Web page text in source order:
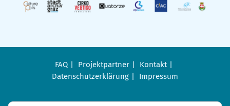
FAQ Projektpartner
Kontakt
Datenschutzerklärung
Impressum